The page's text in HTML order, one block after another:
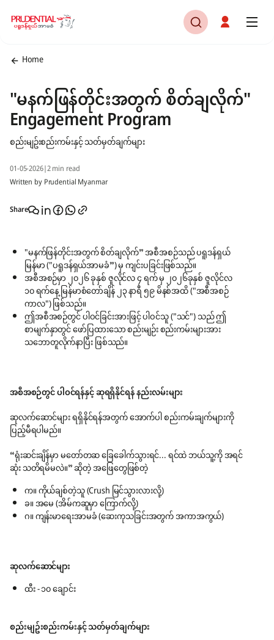
Home
"မနက်ဖြန်တိုင်းအတွက် စိတ်ချလိုက်"
Engagement Program
စည်းမျဥ်းစည်းကမ်းနှင့် သတ်မှတ်ချက်များ
01-05-2026|2 min read
Written by Prudential Myanmar
Share
"မနက်ဖြန်တိုင်းအတွက် စိတ်ချလိုက်” အစီအစဉ်သည် ပရူဒန်ရှယ်
မြန်မာ ("ပရူဒန်ရှယ်အာမခံ”) မှ ကျင်းပခြင်းဖြစ်သည်။
အစီအစဉ်မှာ ၂၀၂၆ ခုနှစ် ဇူလိုင်လ ၄ ရက် မှ ၂၀၂၆ခုနှစ် ဇူလိုင်လ
၁၀ ရက်နေ့ မြန်မာစံတော်ချိန် ၂၃ နာရီ ၅၉ မိနစ်အထိ ("အစီအစဉ်
ကာလ") ဖြစ်သည်။
ဤအစီအစဉ်တွင် ပါဝင်ခြင်းအားဖြင့် ပါဝင်သူ ("သင်") သည် ဤ
စာမျက်နှာတွင် ဖော်ပြထားသော စည်းမျဉ်း စည်းကမ်းများအား
သဘောတူလိုက်နာပြီး ဖြစ်သည်။
အစီအစဉ်တွင် ပါဝင်ရန်နှင့် ဆုရရှိနိုင်ရန် နည်းလမ်းများ
ဆုလက်ဆောင်များ ရရှိနိုင်ရန်အတွက် အောက်ပါ စည်းကမ်းချက်များကို
ပြည့်မီရပါမည်။
“ရုံးဆင်းချိန်မှာ မတော်တဆ ခြေခေါက်သွားရင်... ရင်ထဲ ဘယ်သူ့ကို အရင်
ဆုံး သတိရမိမလဲ။” ဆိုတဲ့ အဖြေတွေဖြစ်တဲ့
က။ ကိုယ်ချစ်တဲ့သူ (Crush မြင်သွားလားလို့)
ခ။ အမေ (အိမ်ကဆူမှာ ကြောက်လို့)
ဂ။ ကျန်းမာရေးအာမခံ (ဆေးကုသခြင်းအတွက် အကာအကွယ်)
ဆုလက်ဆောင်များ
ထီး - ၁၀ ချောင်း
စည်းမျဥ်းစည်းကမ်းနှင့် သတ်မှတ်ချက်များ